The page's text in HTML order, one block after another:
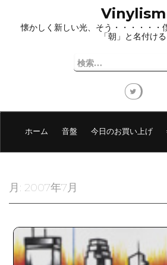
プ
Vinylism
懐かしく新しい光、そう・・・・・・
「朝」と名付ける
検
索:
ホーム 音盤 今日のお買い上げ
月: 2007年7月